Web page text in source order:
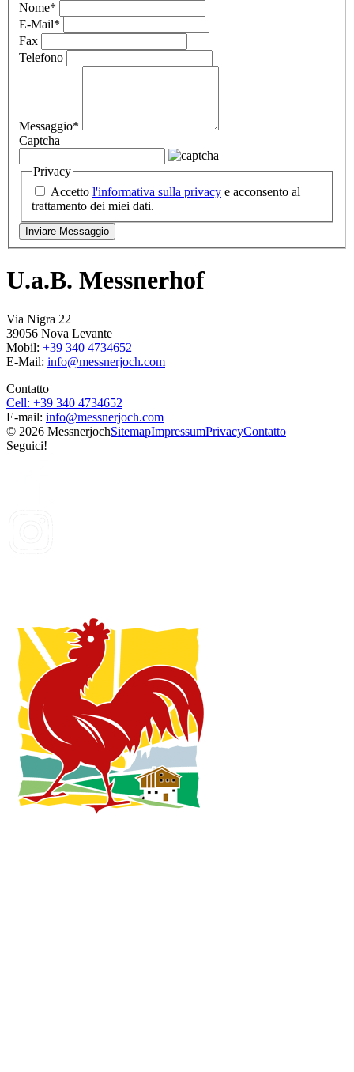
Nome*
E-Mail*
Fax
Telefono
Messaggio*
Captcha
Privacy
Accetto l'informativa sulla privacy e acconsento al
trattamento dei miei dati.
U.a.B. Messnerhof
Via Nigra 22
39056 Nova Levante
Mobil: +39 340 4734652
E-Mail: info@messnerjoch.com
Contatto
Cell: +39 340 4734652
E-mail: info@messnerjoch.com
© 2026 MessnerjochSitemapImpressumPrivacyContatto
Seguici!